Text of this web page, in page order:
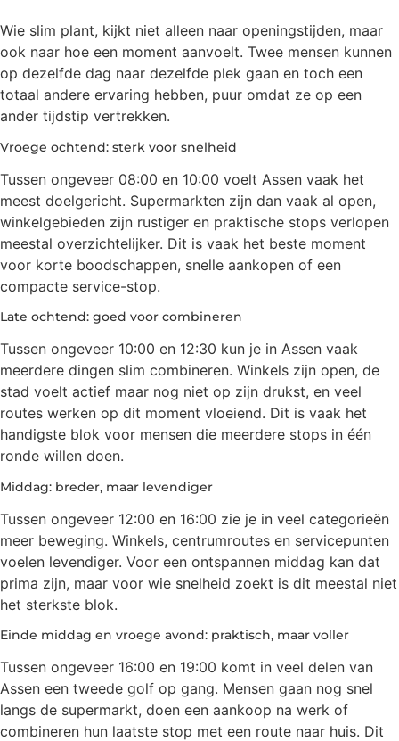
Wie slim plant, kijkt niet alleen naar openingstijden, maar
ook naar hoe een moment aanvoelt. Twee mensen kunnen
op dezelfde dag naar dezelfde plek gaan en toch een
totaal andere ervaring hebben, puur omdat ze op een
ander tijdstip vertrekken.
Vroege ochtend: sterk voor snelheid
Tussen ongeveer 08:00 en 10:00 voelt Assen vaak het
meest doelgericht. Supermarkten zijn dan vaak al open,
winkelgebieden zijn rustiger en praktische stops verlopen
meestal overzichtelijker. Dit is vaak het beste moment
voor korte boodschappen, snelle aankopen of een
compacte service-stop.
Late ochtend: goed voor combineren
Tussen ongeveer 10:00 en 12:30 kun je in Assen vaak
meerdere dingen slim combineren. Winkels zijn open, de
stad voelt actief maar nog niet op zijn drukst, en veel
routes werken op dit moment vloeiend. Dit is vaak het
handigste blok voor mensen die meerdere stops in één
ronde willen doen.
Middag: breder, maar levendiger
Tussen ongeveer 12:00 en 16:00 zie je in veel categorieën
meer beweging. Winkels, centrumroutes en servicepunten
voelen levendiger. Voor een ontspannen middag kan dat
prima zijn, maar voor wie snelheid zoekt is dit meestal niet
het sterkste blok.
Einde middag en vroege avond: praktisch, maar voller
Tussen ongeveer 16:00 en 19:00 komt in veel delen van
Assen een tweede golf op gang. Mensen gaan nog snel
langs de supermarkt, doen een aankoop na werk of
combineren hun laatste stop met een route naar huis. Dit